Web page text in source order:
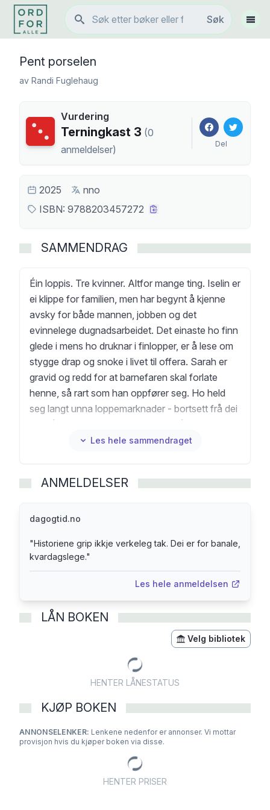
Søk
Søk
Vis
Pent porselen
av Randi Fuglehaug
Terningkast
Vurdering
Terningkast 3 (0
anmeldelser) Del
2025
nno
ISBN: 9788203457272
SAMMENDRAG
Éin loppis. Tre kvinner. Altfor mange ting. Iselin er
ei klippe for familien, men har begynt å kjenne
avsky for både mannen, jobben og det
evinnelege dugnadsarbeidet. Det einaste ho finn
glede i mens ho druknar i finlopper, er å lese om
stygge drap og snoke i livet til offera. Sarah er
gravid og redd for at barnefaren skal forlate
henne, så rart som han oppfører seg. Ho held
seg langt unna loppemarknader - bortsett frå dei
sorg etter at kjærasten døydde. For å prøve å
og stadig nye porselenskoppar. Pent porselen er
saman med andre. Om å miste, men også om å
innsiktsfull roman for lesere som søker
karakterdrevne fortellinger med dybde og varme.
Fuglehaug skriver med en rytme og visuell
en film ...» Maren Dahl Keller, Bok365
Les hele sammendraget
ANMELDELSER
dagogtid.no
"Historiene grip ikkje verkeleg tak. Dei er for banale,
kvardagslege."
Les hele anmeldelsen
LÅN BOKEN
Velg bibliotek
HENTER LÅNESTATUS
KJØP BOKEN
ANNONSELENKER: Lenkene nedenfor er annonser. Vi mottar
provisjon hvis du kjøper boken via disse.
HENTER PRISER